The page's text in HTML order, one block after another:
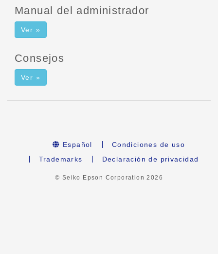
Manual del administrador
Ver »
Consejos
Ver »
Español
Condiciones de uso
Trademarks
Declaración de privacidad
© Seiko Epson Corporation2026